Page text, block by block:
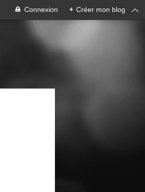
Connexion + Créer mon blog